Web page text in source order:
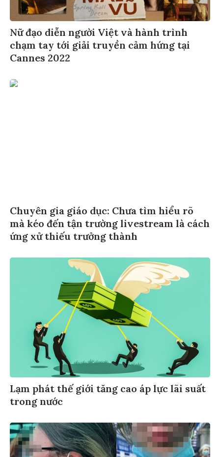
Nữ đạo diễn người Việt và hành trình
chạm tay tới giải truyền cảm hứng tại
Cannes 2022
Chuyên gia giáo dục: Chưa tìm hiểu rõ
mà kéo đến tận trường livestream là cách
ứng xử thiếu trưởng thành
Lạm phát thế giới tăng cao áp lực lãi suất
trong nước